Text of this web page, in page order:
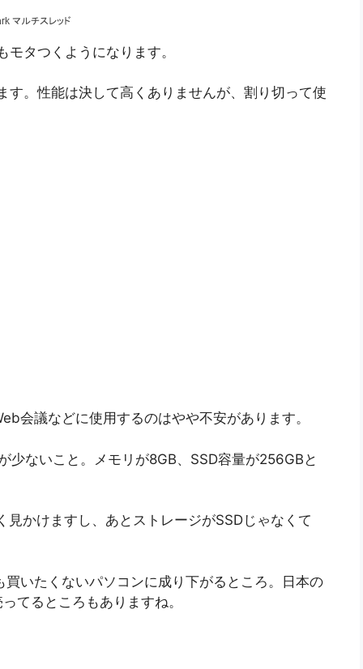
タつくようになります。
。性能は決して高くありませんが、割り切って使
会議などに使用するのはやや不安があります。
ないこと。メモリが8GB、SSD容量が256GBと
かけますし、あとストレージがSSDじゃなくて
いたくないパソコンに成り下がるところ。日本の
てるところもありますね。